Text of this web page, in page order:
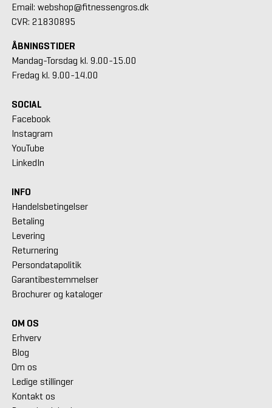
Email: webshop@fitnessengros.dk
CVR: 21830895
ÅBNINGSTIDER
Mandag-Torsdag kl. 9.00-15.00
Fredag kl. 9.00-14.00
SOCIAL
Facebook
Instagram
YouTube
LinkedIn
INFO
Handelsbetingelser
Betaling
Levering
Returnering
Persondatapolitik
Garantibestemmelser
Brochurer og kataloger
OM OS
Erhverv
Blog
Om os
Ledige stillinger
Kontakt os